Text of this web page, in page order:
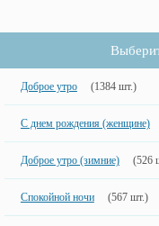
Доброе утро (1384 шт.)
С днем рождения (женщине)
Доброе утро (зимние) (526
Спокойной ночи (567 шт.)